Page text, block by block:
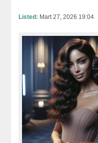
Listed: Mart 27, 2026 19:04